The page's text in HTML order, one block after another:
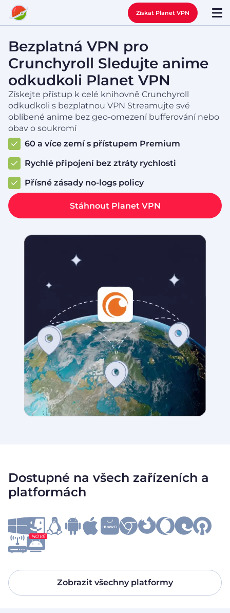
Získat Planet VPN
Bezplatná VPN pro
Crunchyroll Sledujte anime
odkudkoli Planet VPN
Získejte přístup k celé knihovně Crunchyroll
odkudkoli s bezplatnou VPN Streamujte své
oblíbené anime bez geo-omezení bufferování nebo
obav o soukromí
60 a více zemí s přístupem Premium
Rychlé připojení bez ztráty rychlosti
Přísné zásady no-logs policy
Stáhnout Planet VPN
Dostupné na všech zařízeních a
platformách
NOVÉ
Zobrazit všechny platformy